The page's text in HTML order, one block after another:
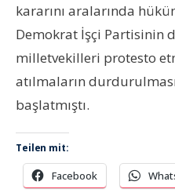
kararını aralarında
Demokrat İşçi Partisinin
milletvekilleri protesto
atılmaların
başlatmıştı.
Teilen mit:
Facebook